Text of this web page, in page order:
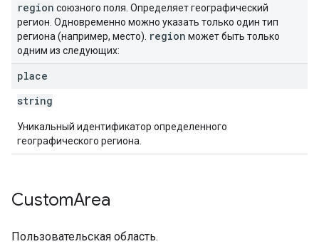
region союзного поля. Определяет географический
регион. Одновременно можно указать только один тип
региона (например, место). region может быть только
одним из следующих:
place
string
Уникальный идентификатор определенного
географического региона.
CustomArea
Пользовательская область.